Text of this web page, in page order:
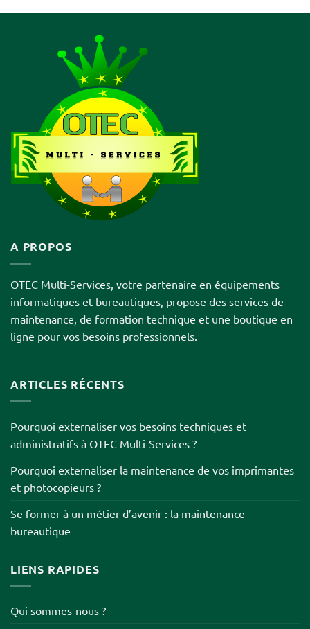
A PROPOS
OTEC Multi-Services, votre partenaire en équipements
informatiques et bureautiques, propose des services de
maintenance, de formation technique et une boutique en
ligne pour vos besoins professionnels.
ARTICLES RÉCENTS
Pourquoi externaliser vos besoins techniques et
administratifs à OTEC Multi-Services ?
Pourquoi externaliser la maintenance de vos imprimantes
et photocopieurs ?
Se former à un métier d’avenir : la maintenance
bureautique
LIENS RAPIDES
Qui sommes-nous ?